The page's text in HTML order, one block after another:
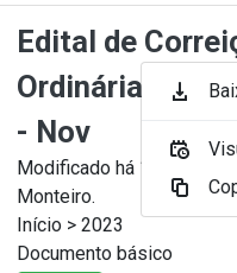
Edital de
Ordinária nº
- Nov
Modificado há 11 Meses
Monteiro.
Início > 2023
Documento básico